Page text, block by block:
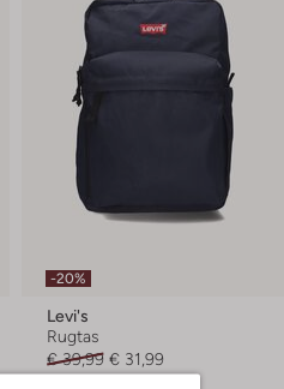
-20%
Levi's
Rugtas
€ 39,99 € 31,99